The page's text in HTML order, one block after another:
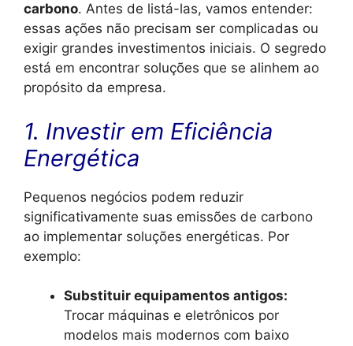
carbono. Antes de listá-las, vamos entender:
essas ações não precisam ser complicadas ou
exigir grandes investimentos iniciais. O segredo
está em encontrar soluções que se alinhem ao
propósito da empresa.
1. Investir em Eficiência
Energética
Pequenos negócios podem reduzir
significativamente suas emissões de carbono
ao implementar soluções energéticas. Por
exemplo:
Substituir equipamentos antigos:
Trocar máquinas e eletrônicos por
modelos mais modernos com baixo